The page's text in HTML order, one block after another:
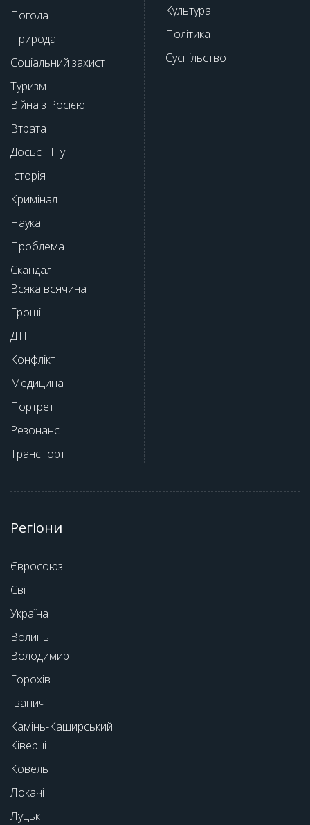
Погода
Природа
Соціальний захист
Туризм
Війна з Росією
Втрата
Досьє ГІТу
Історія
Кримінал
Наука
Проблема
Скандал
Всяка всячина
Гроші
ДТП
Конфлікт
Медицина
Портрет
Резонанс
Транспорт
Культура
Політика
Суспільство
Регіони
Євросоюз
Світ
Україна
Волинь
Володимир
Горохів
Іваничі
Камінь-Каширський
Ківерці
Ковель
Локачі
Луцьк